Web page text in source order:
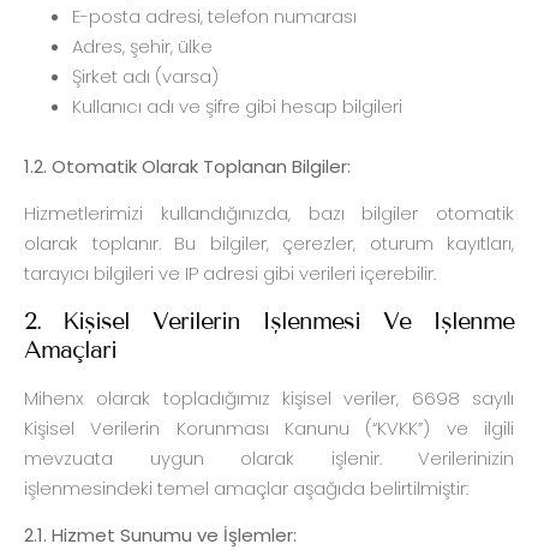
E-posta adresi, telefon numarası
Adres, şehir, ülke
Şirket adı (varsa)
Kullanıcı adı ve şifre gibi hesap bilgileri
1.2. Otomatik Olarak Toplanan Bilgiler:
Hizmetlerimizi kullandığınızda, bazı bilgiler otomatik
olarak toplanır. Bu bilgiler, çerezler, oturum kayıtları,
tarayıcı bilgileri ve IP adresi gibi verileri içerebilir.
2. Kişisel Verilerin İşlenmesi Ve İşlenme
Amaçları
Mihenx olarak topladığımız kişisel veriler, 6698 sayılı
Kişisel Verilerin Korunması Kanunu (“KVKK”) ve ilgili
mevzuata uygun olarak işlenir. Verilerinizin
işlenmesindeki temel amaçlar aşağıda belirtilmiştir:
2.1. Hizmet Sunumu ve İşlemler: